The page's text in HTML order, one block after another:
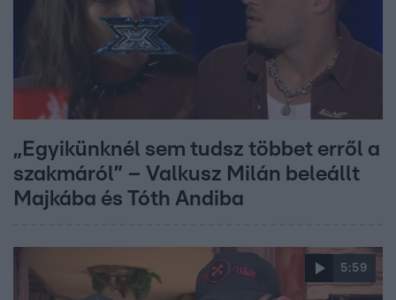
„Egyikünknél sem tudsz többet erről a
szakmáról” – Valkusz Milán beleállt
Majkába és Tóth Andiba
5:59